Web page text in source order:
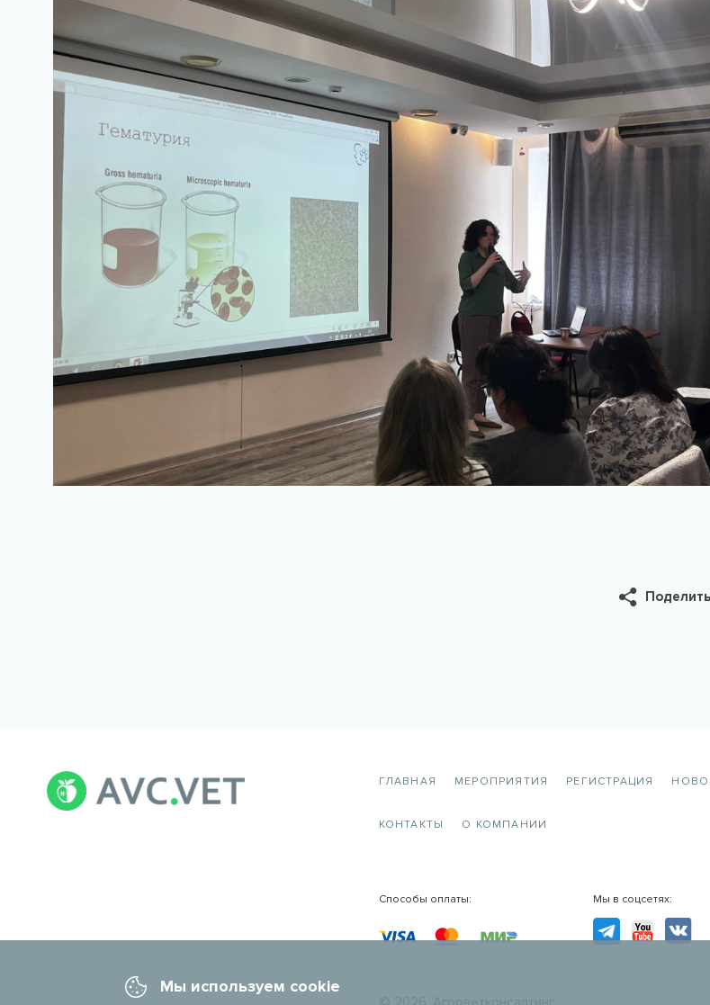
ГЛАВНАЯ МЕРОПРИЯТИЯ РЕГИСТРАЦИЯ
КОНТАКТЫ О КОМПАНИИ
Способы оплаты: Мы в соцсетях:
TG YouTube
VK
Мы используем cookie